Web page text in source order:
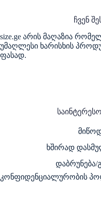
ჩვენ
size.ge არის მაღაზია
უმაღლესი ხარისხის
ფასად.
ხშირად
კონფიდენციალურობის